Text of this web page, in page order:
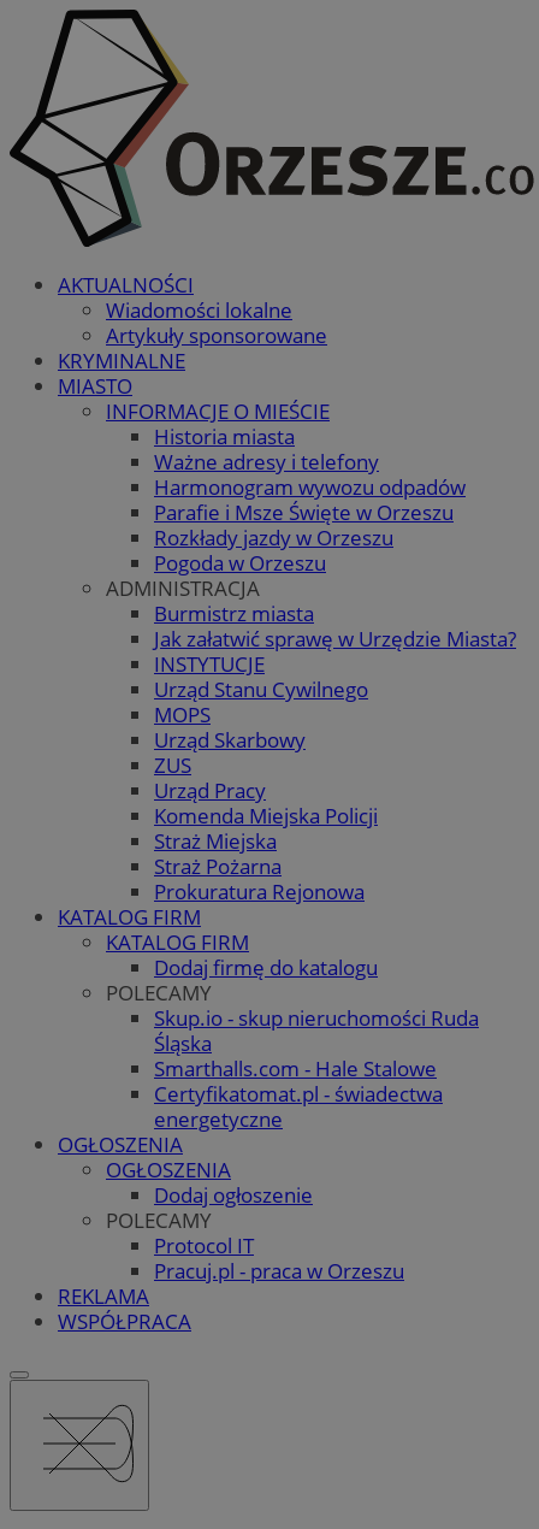
AKTUALNOŚCI
Wiadomości lokalne
Artykuły sponsorowane
KRYMINALNE
MIASTO
INFORMACJE O MIEŚCIE
Historia miasta
Ważne adresy i telefony
Harmonogram wywozu odpadów
Parafie i Msze Święte w Orzeszu
Rozkłady jazdy w Orzeszu
Pogoda w Orzeszu
ADMINISTRACJA
Burmistrz miasta
Jak załatwić sprawę w Urzędzie Miasta?
INSTYTUCJE
Urząd Stanu Cywilnego
MOPS
Urząd Skarbowy
ZUS
Urząd Pracy
Komenda Miejska Policji
Straż Miejska
Straż Pożarna
Prokuratura Rejonowa
KATALOG FIRM
KATALOG FIRM
Dodaj firmę do katalogu
POLECAMY
Skup.io - skup nieruchomości Ruda
Śląska
Smarthalls.com - Hale Stalowe
Certyfikatomat.pl - świadectwa
energetyczne
OGŁOSZENIA
OGŁOSZENIA
Dodaj ogłoszenie
POLECAMY
Protocol IT
Pracuj.pl - praca w Orzeszu
REKLAMA
WSPÓŁPRACA